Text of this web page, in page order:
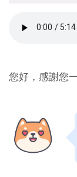
您好，感謝您